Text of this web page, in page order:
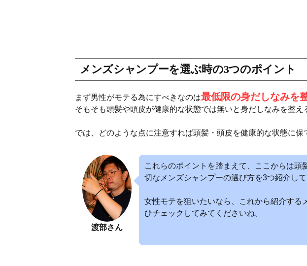
メンズシャンプーを選ぶ時の3つのポイント
まず男性がモテる為にすべきなのは最低限の身だしなみを
そもそも頭髪や頭皮が健康的な状態では無いと身だしなみを整え
では、どのような点に注意すれば頭髪・頭皮を健康的な状態に保
渡部さん
これらのポイントを踏まえて、ここからは頭
切なメンズシャンプーの選び方を3つ紹介して
女性モテを狙いたいなら、これから紹介する
ひチェックしてみてくださいね。